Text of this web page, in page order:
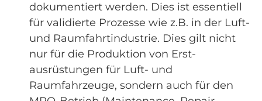
dokumentiert werden. Dies ist essentiell
für validierte Prozesse wie z.B. in der Luft-
und Raumfahrtindustrie. Dies gilt nicht
nur für die Produktion von Erst-
ausrüstungen für Luft- und
Raumfahrzeuge, sondern auch für den